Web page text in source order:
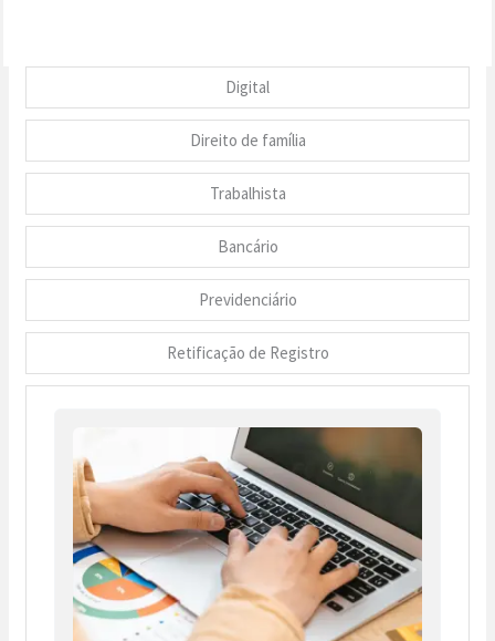
Digital
Direito de família
Trabalhista
Bancário
Previdenciário
Retificação de Registro